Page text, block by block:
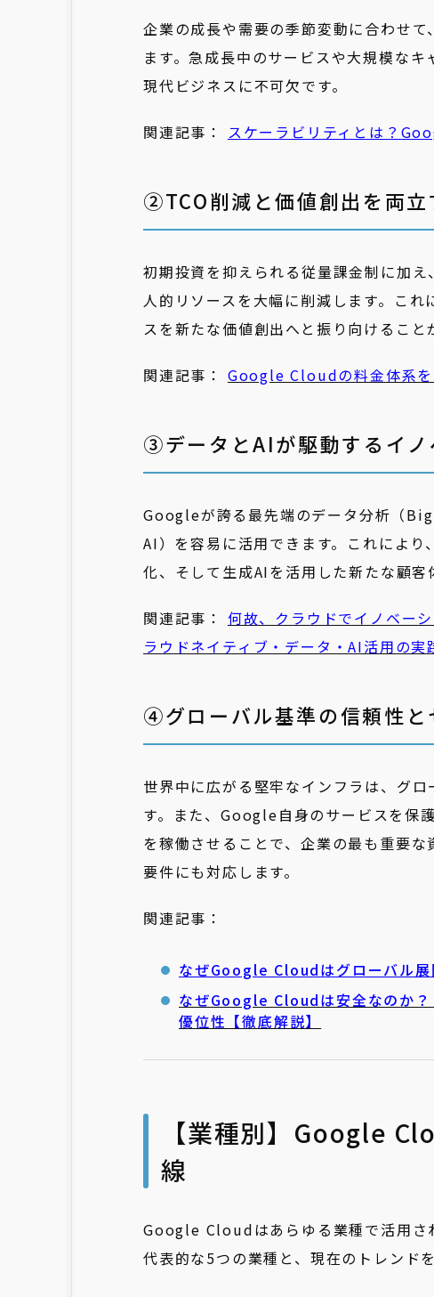
企業の成長や需要の季節変動に合わせ
ます。急成長中のサービスや大規模な
現代ビジネスに不可欠です。
関連記事： スケーラビリティとは？
②TCO削減と価値創出を両立
初期投資を抑えられる従量課金制に加
人的リソースを大幅に削減します。こ
スを新たな価値創出へと振り向けること
関連記事： Google Cloudの料金体系を
③データとAIが駆動するイノ
Googleが誇る最先端のデータ分析（
AI）を容易に活用できます。これによ
化、そして生成AIを活用した新たな顧客
関連記事： 何故、クラウドでイノベー
ラウドネイティブ・データ・AI活用の実
④グローバル基準の信頼性と
世界中に広がる堅牢なインフラは、グ
す。また、Google自身のサービスを保
を稼働させることで、企業の最も重要
要件にも対応します。
関連記事：
なぜGoogle Cloudはグローバル展
なぜGoogle Cloudは安全なのか？
優位性【徹底解説】
【業種別】Google
線
Google Cloudはあらゆる業種で活用さ
代表的な5つの業種と、現在のトレンド